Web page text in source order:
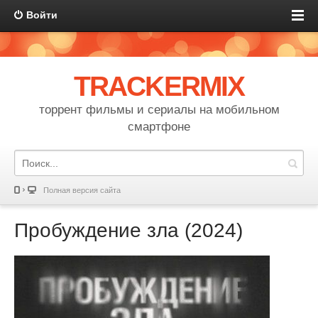
Войти
TRACKERMIX
торрент фильмы и сериалы на мобильном
смартфоне
Полная версия сайта
Пробуждение зла (2024)